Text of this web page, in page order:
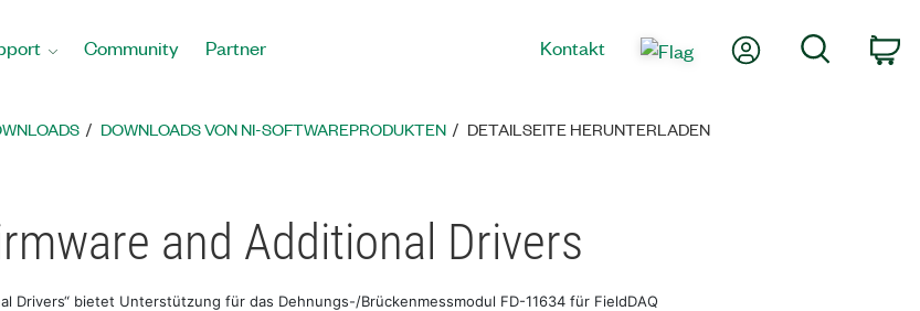
Community Partner Kontakt Mein KontoSuche
DOWNLOADS VON NI-SOFTWAREPRODUKTEN DETAILSEITE HERUNTERLADEN
and Additional Drivers
Drivers“ bietet Unterstützung für das Dehnungs-/Brückenmessmodul FD-11634 für FieldDAQ